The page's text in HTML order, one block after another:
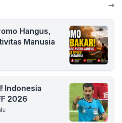
Hangus,
Manusia
Indonesia
2026